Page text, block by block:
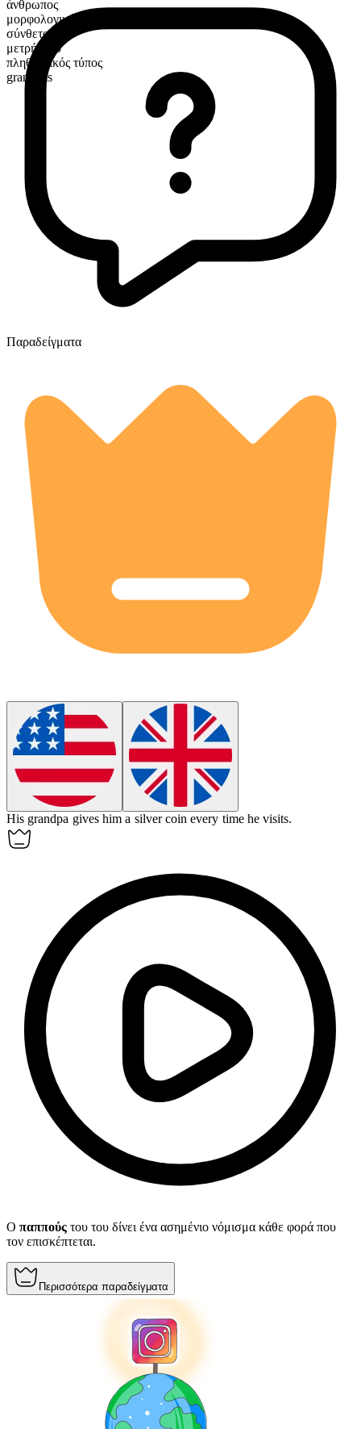
άνθρωπος
μορφολογική σύνθεση
σύνθετο
μετρήσιμο
πληθυντικός τύπος
grandpas
Παραδείγματα
His grandpa gives him a silver coin every time he visits.
Ο παππούς του του δίνει ένα ασημένιο νόμισμα κάθε φορά που
τον επισκέπτεται.
Περισσότερα παραδείγματα